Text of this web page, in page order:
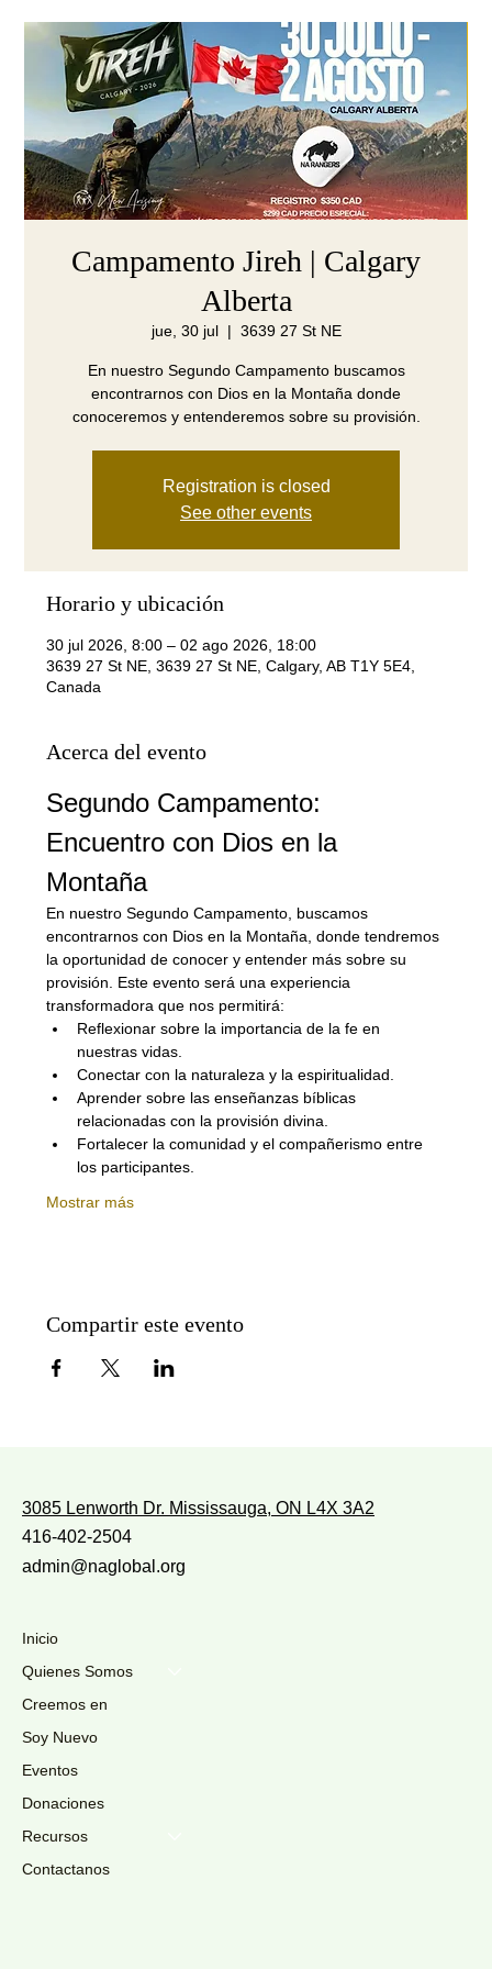
Campamento Jireh | Calgary
Alberta
jue, 30 jul
  |
3639 27 St NE
En nuestro Segundo Campamento buscamos
encontrarnos con Dios en la Montaña donde
conoceremos y entenderemos sobre su provisión.
Registration is closed
See other events
Horario y ubicación
30 jul 2026, 8:00 – 02 ago 2026, 18:00
3639 27 St NE, 3639 27 St NE, Calgary, AB T1Y 5E4,
Canada
Acerca del evento
Segundo Campamento:
Encuentro con Dios en la
Montaña
En nuestro Segundo Campamento, buscamos
encontrarnos con Dios en la Montaña, donde tendremos
la oportunidad de conocer y entender más sobre su
provisión. Este evento será una experiencia
transformadora que nos permitirá:
Reflexionar sobre la importancia de la fe en
nuestras vidas.
Conectar con la naturaleza y la espiritualidad.
Aprender sobre las enseñanzas bíblicas
relacionadas con la provisión divina.
Fortalecer la comunidad y el compañerismo entre
los participantes.
Mostrar más
Compartir este evento
3085 Lenworth Dr. Mississauga, ON L4X 3A2
416-402-2504
admin@naglobal.org
Inicio
Quienes Somos
Creemos en
Soy Nuevo
Eventos
Donaciones
Recursos
Contactanos